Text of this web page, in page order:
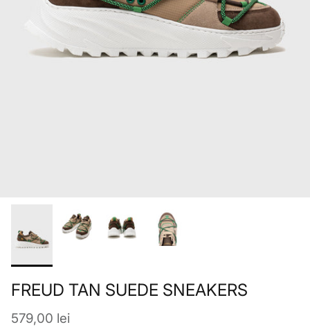
FREUD TAN SUEDE SNEAKERS
Preț obișnuit
579,00 lei